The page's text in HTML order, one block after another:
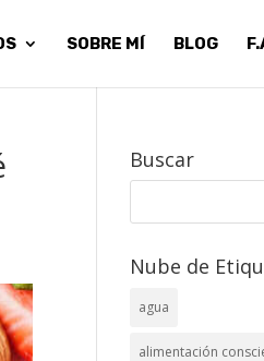
SOBRE MÍ BLOG
Buscar
Nube de
agua
alimentación